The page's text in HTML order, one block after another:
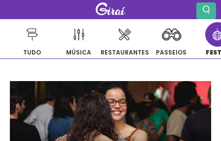
para
conteúdo
TUDO MÚSICA RESTAURANTES PASSEIOS